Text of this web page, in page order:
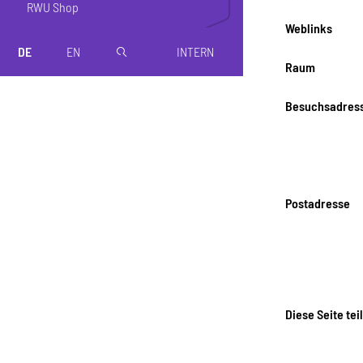
RWU Shop
DE EN magnifier INTERN
Weblinks
Raum
Postadresse
Diese Seite